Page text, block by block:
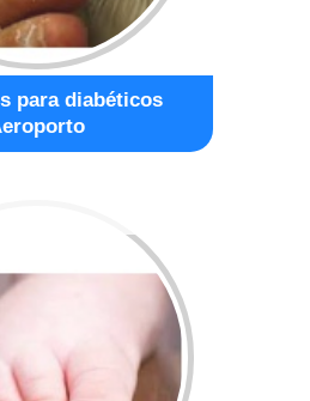
para diabéticos